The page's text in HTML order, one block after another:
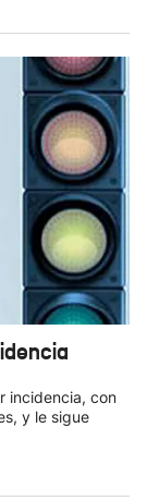
incidencia, con
y le sigue